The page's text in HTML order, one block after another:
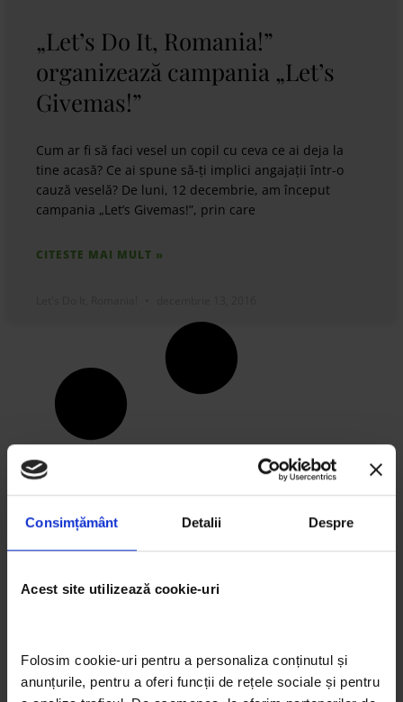
Consimțământ Detalii Despre
Acest site utilizează cookie-uri
Folosim cookie-uri pentru a personaliza conținutul și
anunțurile, pentru a oferi funcții de rețele sociale și pentru
„Let’s Do It, Romania!”
organizează campania „Let’s
Givemas!”
Cum ar fi să faci vesel un copil cu ceva ce ai deja la
tine acasă? Ce ai spune să-ți implici angajații într-o
cauză veselă? De luni, 12 decembrie, am început
campania „Let’s Givemas!”, prin care
CITESTE MAI MULT »